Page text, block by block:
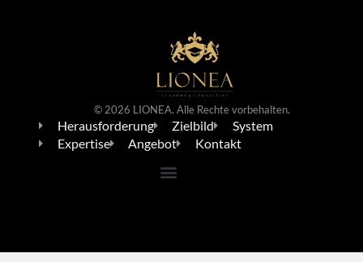
© 2026 LIONEA. Alle Rechte vorbehalten.
Herausforderung Zielbild
System
Expertise
Angebot Kontakt